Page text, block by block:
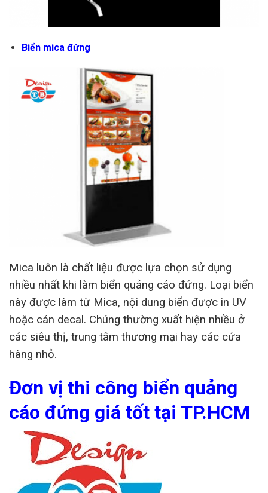
Biển mica đứng
Mica luôn là chất liệu được lựa chọn sử dụng
nhiều nhất khi làm biển quảng cáo đứng. Loại biển
này được làm từ Mica, nội dung biển được in UV
hoặc cán decal. Chúng thường xuất hiện nhiều ở
các siêu thị, trung tâm thương mại hay các cửa
hàng nhỏ.
Đơn vị thi công biển quảng
cáo đứng giá tốt tại TP.HCM